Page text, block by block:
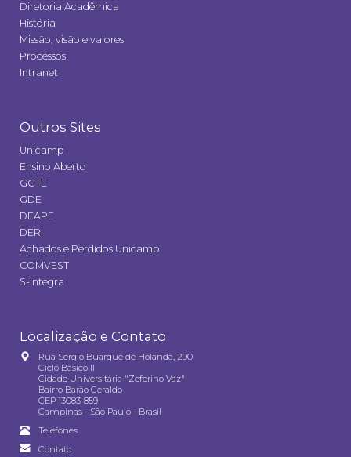
Diretoria Acadêmica
História
Missão, visão e valores
Processos
Intranet
Outros Sites
Unicamp
Ensino Aberto
GGTE
GDE
DEAPE
DERI
Achados e Perdidos Unicamp
COMVEST
S-integra
Localização e Contato
Rua Sérgio Buarque de Holanda, 290
Ciclo Básico II
Cidade Universitária "Zeferino Vaz"
Bairro Barão Geraldo
CEP 13083-859
Campinas - São Paulo - Brasil
Telefones
Contato